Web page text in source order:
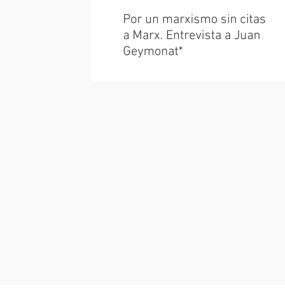
Por un marxismo sin citas
a Marx. Entrevista a Juan
Geymonat*